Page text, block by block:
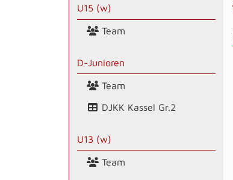
U15 (w)
Team
D-Junioren
Team
DJKK Kassel Gr.2
U13 (w)
Team